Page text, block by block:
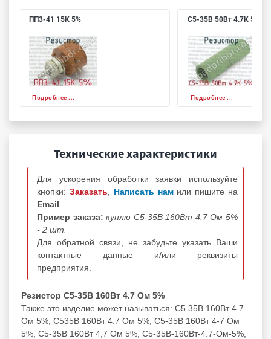
ПП3-41 15К 5%
Подробнее ...
С5-35В 50Вт 4.7К 5%
Подробнее ...
Технические характеристики
Для ускорения обработки заявки используйте
кнопки: Заказать Написать нам или пишите на
Email
Пример заказа: куплю С5-35В 160Вт 4.7 Ом 5%
- 2 шт.
Для обратной связи, не забудьте указать Ваши
контактные данные и/или реквизиты
предприятия.
Резистор С5-35В 160Вт 4.7 Ом 5%
Также это изделие может называться: С5 35В 160Вт 4.7
Ом 5%, С535В 160Вт 4.7 Ом 5%, С5-35В 160Вт 4-7 Ом
5%, С5-35В 160Вт 4,7 Ом 5%, С5-35В-160Вт-4.7-Ом-5%,